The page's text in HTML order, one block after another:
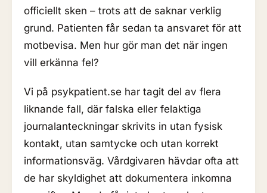
officiellt sken – trots att de saknar verklig
grund. Patienten får sedan ta ansvaret för att
motbevisa. Men hur gör man det när ingen
vill erkänna fel?
Vi på psykpatient.se har tagit del av flera
liknande fall, där falska eller felaktiga
journalanteckningar skrivits in utan fysisk
kontakt, utan samtycke och utan korrekt
informationsväg. Vårdgivaren hävdar ofta att
de har skyldighet att dokumentera inkomna